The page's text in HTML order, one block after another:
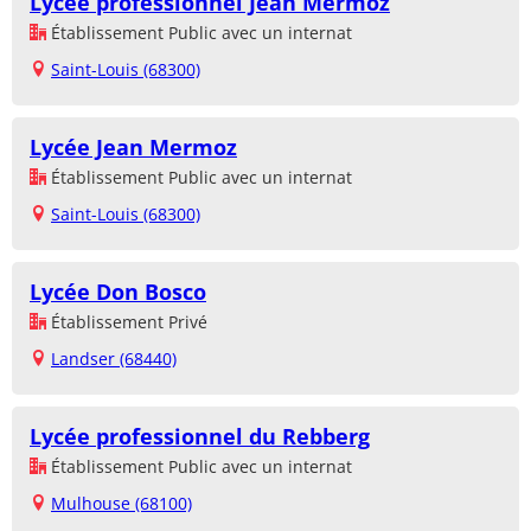
Établissement Public avec un internat
Saint-Louis (68300)
Lycée Jean Mermoz
Établissement Public avec un internat
Saint-Louis (68300)
Lycée Don Bosco
Établissement Privé
Landser (68440)
Lycée professionnel du Rebberg
Établissement Public avec un internat
Mulhouse (68100)